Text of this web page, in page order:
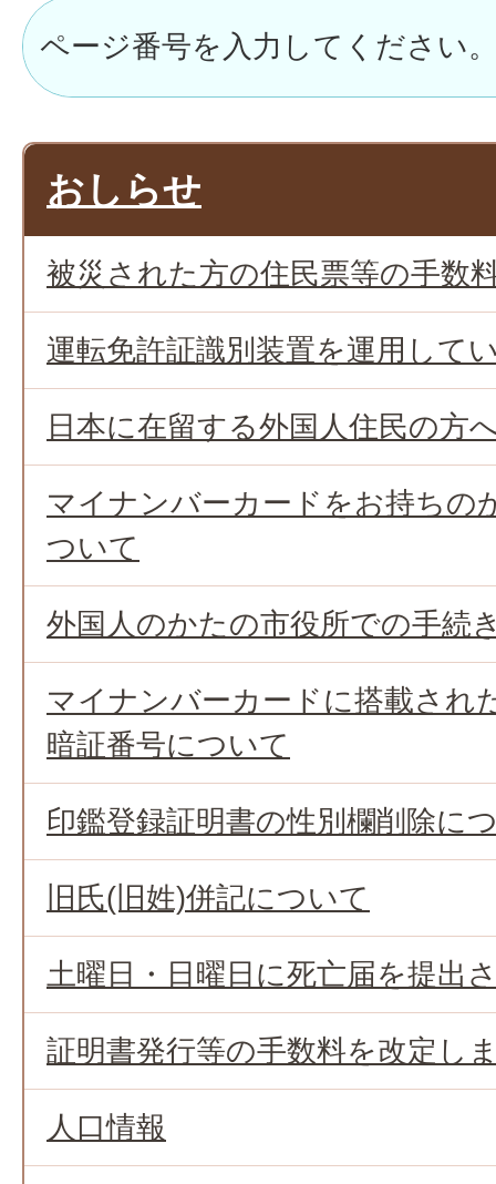
おしらせ
被災された方の住民票等の手数
運転免許証識別装置を運用して
日本に在留する外国人住民の方
マイナンバーカードをお持ちの
ついて
外国人のかたの市役所での手続
マイナンバーカードに搭載され
暗証番号について
印鑑登録証明書の性別欄削除に
旧氏(旧姓)併記について
土曜日・日曜日に死亡届を提出
証明書発行等の手数料を改定し
人口情報